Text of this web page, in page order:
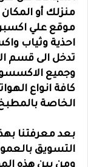
منزلك أو
موقع علي
احذية وثياب
تدخل الى قسم
وجميع
كافة انواع
الخاصة
بعد معرفتنا
التسويق